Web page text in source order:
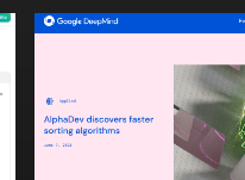
Produktmanager,
verlässlichen
PDF-Belange. PDF
umfassende
Interaktion mit